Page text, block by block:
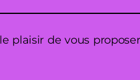
plaisir de vous